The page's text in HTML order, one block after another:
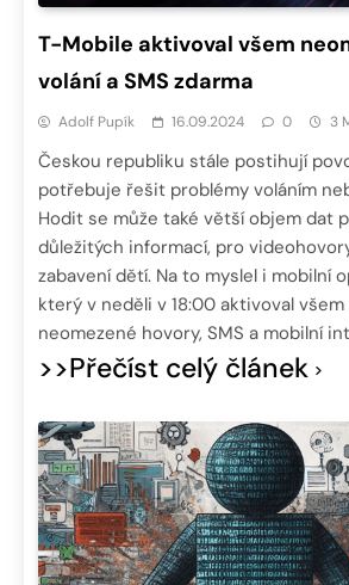
T-Mobile aktivoval všem
volání a SMS zdarma
Adolf Pupík 16.09.2024 0 3
Českou republiku stále postihují
potřebuje řešit problémy voláním
Hodit se může také větší objem dat
důležitých informací, pro
zabavení dětí. Na to myslel i mobilní
který v neděli v 18:00 aktivoval všem
neomezené hovory, SMS a mobilní
>>Přečíst celý článek